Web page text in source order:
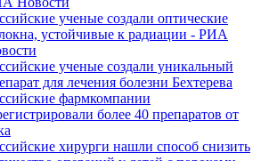
ученые создали оптические
устойчивые к радиации - РИА
ученые создали уникальный
для лечения болезни Бехтерева
фармкомпании
более 40 препаратов от
хирурги нашли способ снизить